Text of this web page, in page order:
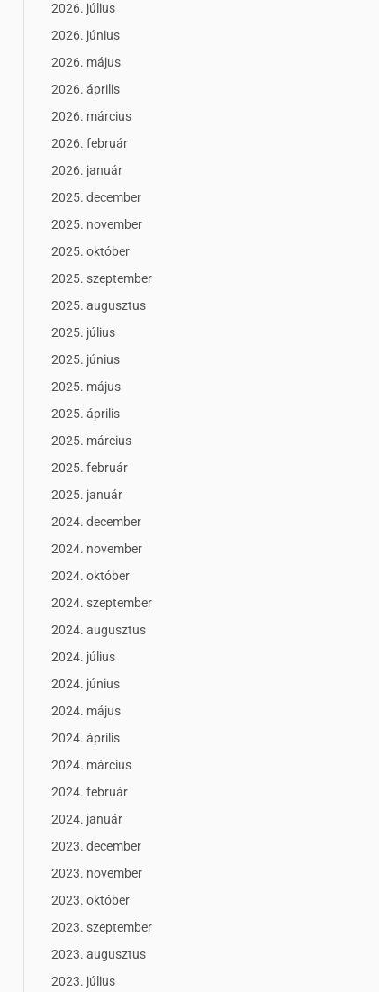
2026. július
2026. június
2026. május
2026. április
2026. március
2026. február
2026. január
2025. december
2025. november
2025. október
2025. szeptember
2025. augusztus
2025. július
2025. június
2025. május
2025. április
2025. március
2025. február
2025. január
2024. december
2024. november
2024. október
2024. szeptember
2024. augusztus
2024. július
2024. június
2024. május
2024. április
2024. március
2024. február
2024. január
2023. december
2023. november
2023. október
2023. szeptember
2023. augusztus
2023. július